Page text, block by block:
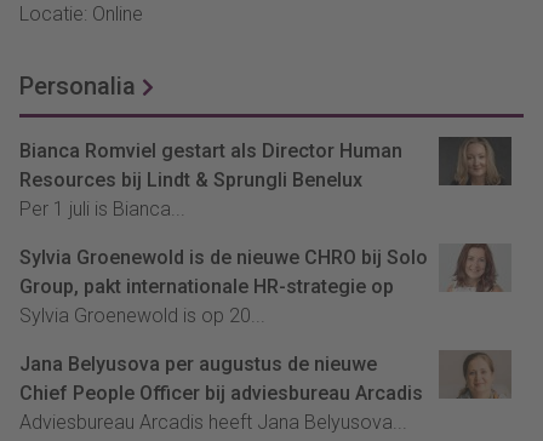
Locatie: Online
Personalia
Bianca Romviel gestart als Director Human
Resources bij Lindt & Sprungli Benelux
Per 1 juli is Bianca...
Sylvia Groenewold is de nieuwe CHRO bij Solo
Group, pakt internationale HR-strategie op
Sylvia Groenewold is op 20...
Jana Belyusova per augustus de nieuwe
Chief People Officer bij adviesbureau Arcadis
Adviesbureau Arcadis heeft Jana Belyusova...